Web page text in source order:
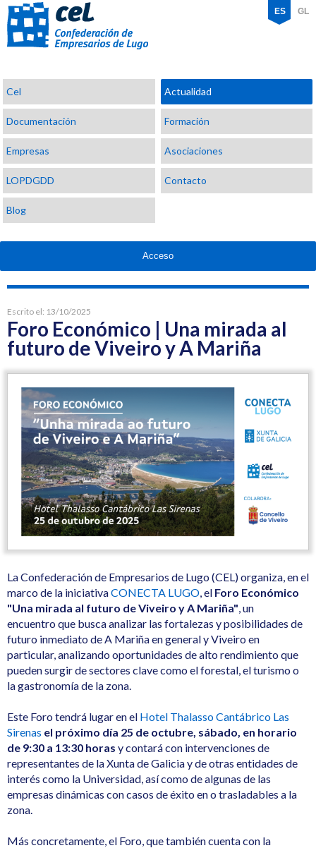
Confederación
de
Empresarios
de
Lugo
ES GL
Cel Actualidad
Documentación Formación
Empresas Asociaciones
LOPDGDD Contacto
Blog
Acceso
Escrito el: 13/10/2025
Foro Económico | Una mirada al
futuro de Viveiro y A Mariña
La Confederación de Empresarios de Lugo (CEL) organiza, en el
marco de la iniciativaCONECTA LUGO , el Foro Económico
"Una mirada al futuro de Viveiro y A Mariña" , un
encuentro que busca analizar las fortalezas y posibilidades de
futuro inmediato de A Mariña en general y Viveiro en
particular, analizando oportunidades de alto rendimiento que
pueden surgir de sectores clave como el forestal, el turismo o
la gastronomía de la zona.
Este Foro tendrá lugar en el Hotel Thalasso Cantábrico Las
Sirenas el próximo día 25 de octubre, sábado, en horario
de 9:30 a 13:30 horas y contará con intervenciones de
representantes de la Xunta de Galicia y de otras entidades de
interés como la Universidad, así como de algunas de las
empresas dinámicas con casos de éxito en o trasladables a la
zona.
Más concretamente, el Foro, que también cuenta con la